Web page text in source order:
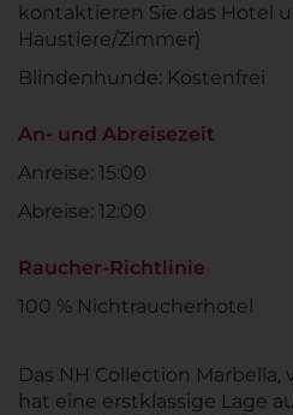
kontaktieren Sie das Hotel
Haustiere/Zimmer)
Blindenhunde: Kostenfrei
An- und Abreisezeit
Anreise: 15:00
Abreise: 12:00
Raucher-Richtlinie
100 % Nichtraucherhotel
Das NH Collection Marbella,
hat eine erstklassige Lage